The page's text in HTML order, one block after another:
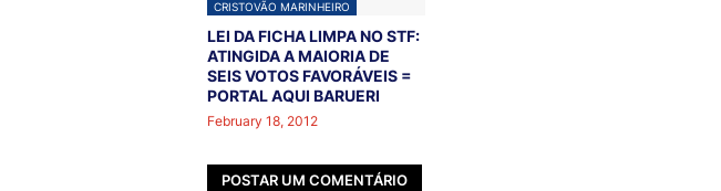
CRISTOVÃO MARINHEIRO
LEI DA FICHA LIMPA NO STF:
ATINGIDA A MAIORIA DE
SEIS VOTOS FAVORÁVEIS =
PORTAL AQUI BARUERI
February 18, 2012
POSTAR UM COMENTÁRIO